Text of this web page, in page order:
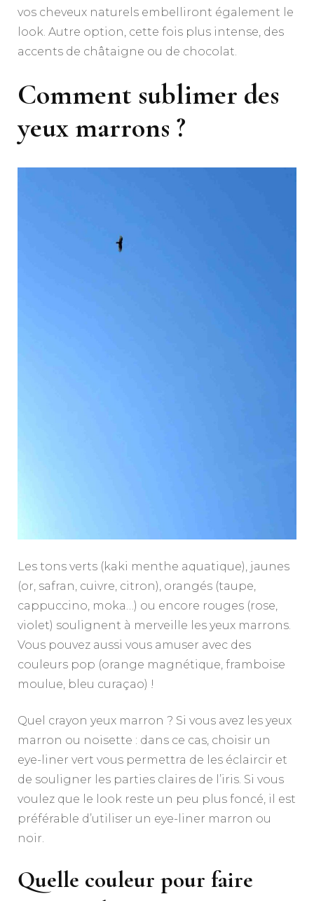
vos cheveux naturels embelliront également le
look. Autre option, cette fois plus intense, des
accents de châtaigne ou de chocolat.
Comment sublimer des
yeux marrons ?
Les tons verts (kaki menthe aquatique), jaunes
(or, safran, cuivre, citron), orangés (taupe,
cappuccino, moka…) ou encore rouges (rose,
violet) soulignent à merveille les yeux marrons.
Vous pouvez aussi vous amuser avec des
couleurs pop (orange magnétique, framboise
moulue, bleu curaçao) !
Quel crayon yeux marron ? Si vous avez les yeux
marron ou noisette : dans ce cas, choisir un
eye-liner vert vous permettra de les éclaircir et
de souligner les parties claires de l’iris. Si vous
voulez que le look reste un peu plus foncé, il est
préférable d’utiliser un eye-liner marron ou
noir.
Quelle couleur pour faire